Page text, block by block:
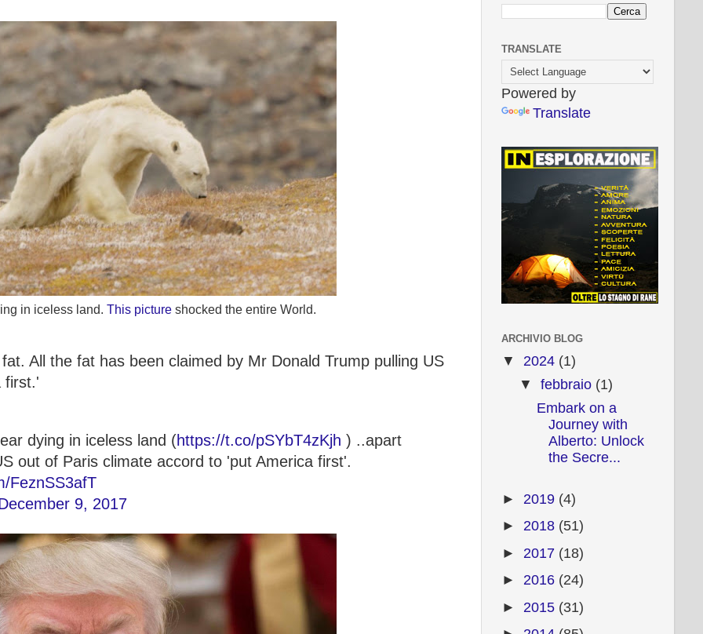
in iceless land. This picture shocked the entire World.
All the fat has been claimed by Mr Donald Trump pulling US
first.'
dying in iceless land (https://t.co/pSYbT4zKjh ) ..apart
out of Paris climate accord to 'put America first'.
FeznSS3afT
9, 2017
TRANSLATE
Powered by
Translate
ARCHIVIO BLOG
▼ 2024 (1)
▼ febbraio (1)
Embark on a
Journey with
Alberto: Unlock
the Secre...
► 2019 (4)
► 2018 (51)
► 2017 (18)
► 2016 (24)
► 2015 (31)